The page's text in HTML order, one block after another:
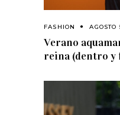
FASHION
Verano
reina (dentro y